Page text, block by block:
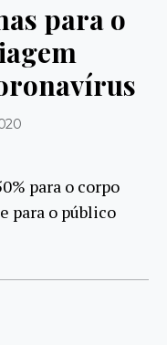
para o
para o corpo
para o público